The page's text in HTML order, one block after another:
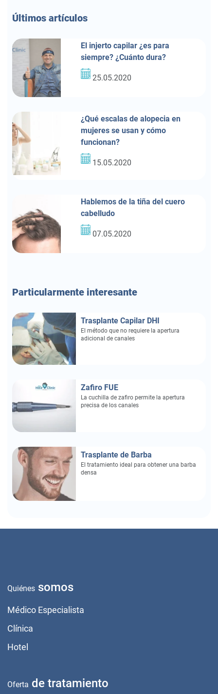
Últimos artículos
El injerto capilar ¿es para
siempre? ¿Cuánto dura?
25.05.2020
¿Qué escalas de alopecia en
mujeres se usan y cómo
funcionan?
15.05.2020
Hablemos de la tiña del cuero
cabelludo
07.05.2020
Particularmente interesante
Trasplante Capilar DHI
El método que no requiere la apertura
adicional de canales
Zafiro FUE
La cuchilla de zafiro permite la apertura
precisa de los canales
Trasplante de Barba
El tratamiento ideal para obtener una barba
densa
Quiénes somos
Médico Especialista
Clínica
Hotel
Oferta de tratamiento